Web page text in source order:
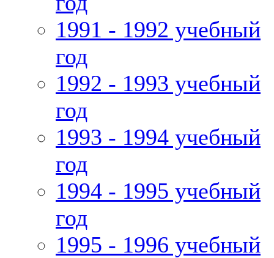
1991 - 1992 учебный
год
1992 - 1993 учебный
год
1993 - 1994 учебный
год
1994 - 1995 учебный
год
1995 - 1996 учебный